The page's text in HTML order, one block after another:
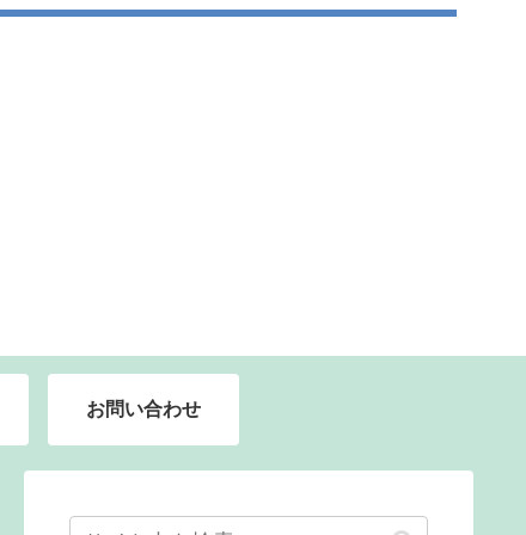
お問い合わせ